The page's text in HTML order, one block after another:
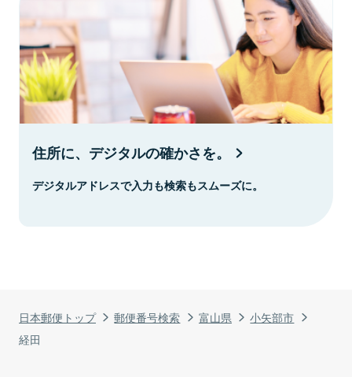
日本郵便トップ 郵便番号検索 富山県
小矢部市
経田
住所に、デジタルの確かさを。
デジタルアドレスで入力も検索もスムーズに。